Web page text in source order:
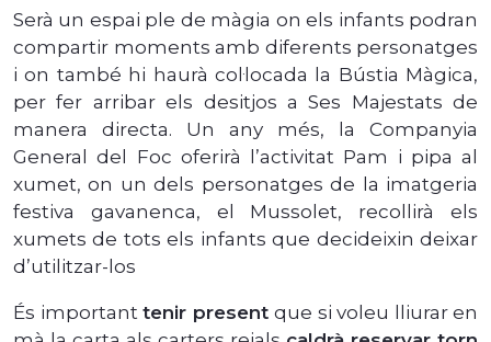
Serà un espai ple de màgia on els infants podran
compartir moments amb diferents personatges
i on també hi haurà col·locada la Bústia Màgica,
per fer arribar els desitjos a Ses Majestats de
manera directa. Un any més, la Companyia
General del Foc oferirà l’activitat Pam i pipa al
xumet, on un dels personatges de la imatgeria
festiva gavanenca, el Mussolet, recollirà els
xumets de tots els infants que decideixin deixar
d’utilitzar-los
És important tenir present que si voleu lliurar en